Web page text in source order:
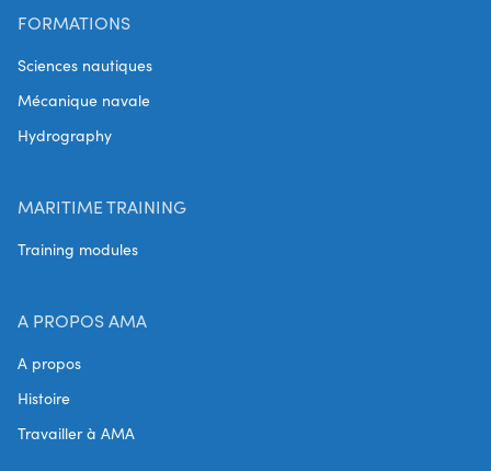
FORMATIONS
Sciences nautiques
Mécanique navale
Hydrography
MARITIME TRAINING
Training modules
A PROPOS AMA
A propos
Histoire
Travailler à AMA